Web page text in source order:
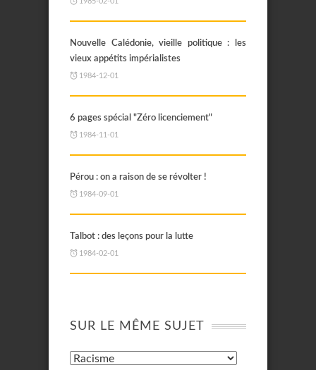
Nouvelle Calédonie, vieille politique : les
vieux appétits impérialistes
1984-12-01
6 pages spécial "Zéro licenciement"
1984-11-01
Pérou : on a raison de se révolter !
1984-09-01
Talbot : des leçons pour la lutte
1984-02-01
SUR LE MÊME SUJET